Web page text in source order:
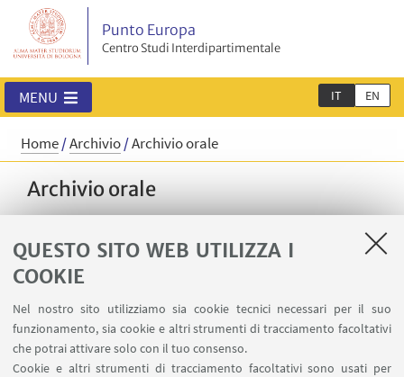
QUESTO SITO WEB UTILIZZA I
COOKIE
Nel nostro sito utilizziamo sia cookie tecnici necessari per il suo
funzionamento, sia cookie e altri strumenti di tracciamento facoltativi
che potrai attivare solo con il tuo consenso.
Cookie e altri strumenti di tracciamento facoltativi sono usati per
Punto Europa
Centro Studi Interdipartimentale
IT EN
MENU
Home/Archivio/Archivio orale
Archivio orale
IN EVIDENZA
Progetto di Archivio Orale di Punto Europa
25 anni di Punto Europa